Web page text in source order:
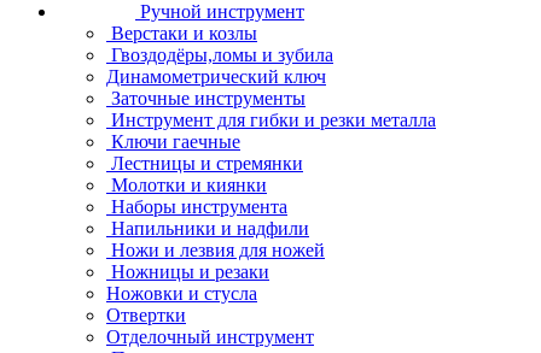
Ручной инструмент
Верстаки и козлы
Гвоздодёры,ломы и зубила
Динамометрический ключ
Заточные инструменты
Инструмент для гибки и резки металла
Ключи гаечные
Лестницы и стремянки
Молотки и киянки
Наборы инструмента
Напильники и надфили
Ножи и лезвия для ножей
Ножницы и резаки
Ножовки и стусла
Отвертки
Отделочный инструмент